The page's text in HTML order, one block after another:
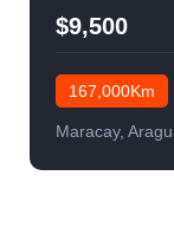
$9,500
167,000Km
Maracay,